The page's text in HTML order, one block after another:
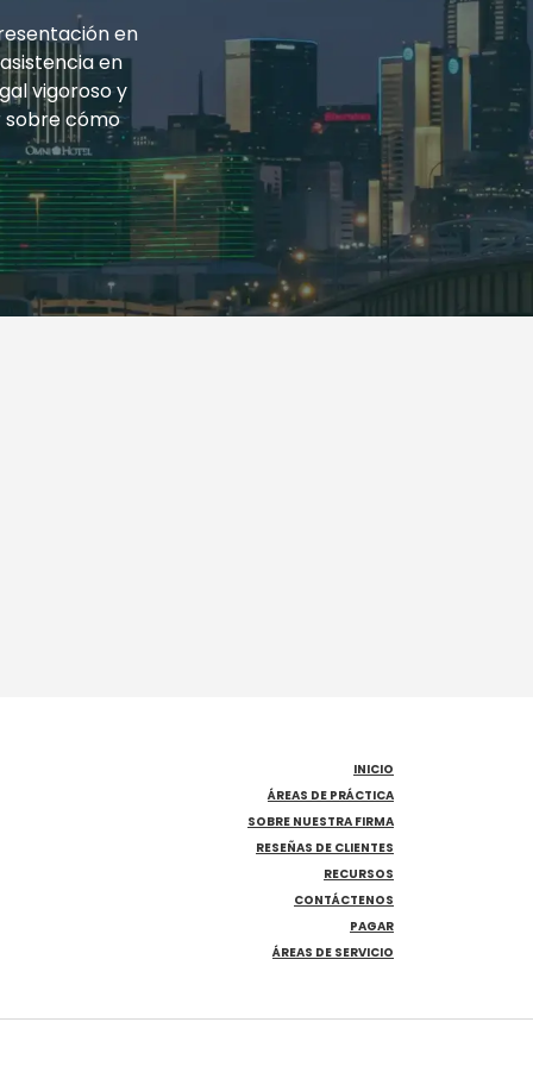
en
en
vigoroso y
sobre cómo
INICIO
ÁREAS DE PRÁCTICA
SOBRE NUESTRA FIRMA
RESEÑAS DE CLIENTES
RECURSOS
CONTÁCTENOS
PAGAR
ÁREAS DE SERVICIO